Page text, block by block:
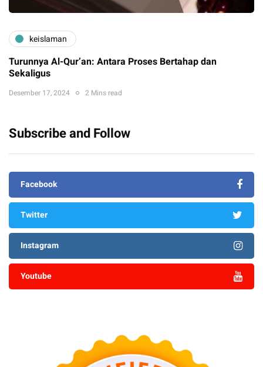
keislaman
Turunnya Al-Qur’an: Antara Proses Bertahap dan
Sekaligus
Desember 17, 2024 2 Mins read
Subscribe and Follow
Facebook
Twitter
Instagram
Youtube